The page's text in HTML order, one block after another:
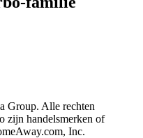
Group. Alle rechten
zijn handelsmerken of
Inc.